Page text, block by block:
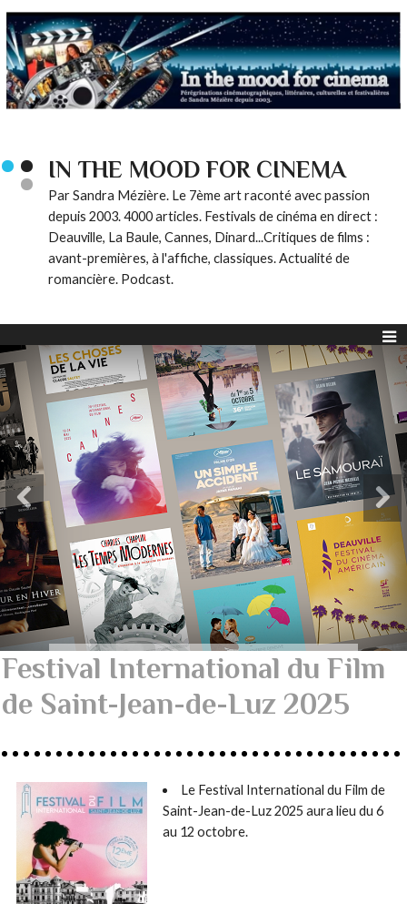
IN THE MOOD FOR CINEMA
Par Sandra Mézière. Le 7ème art raconté avec passion
depuis 2003. 4000 articles. Festivals de cinéma en direct :
Deauville, La Baule, Cannes, Dinard...Critiques de films :
avant-premières, à l'affiche, classiques. Actualité de
romancière. Podcast.
Festival International du Film
de Saint-Jean-de-Luz 2025
Le Festival International du Film de
Saint-Jean-de-Luz 2025 aura lieu du 6
au 12 octobre.